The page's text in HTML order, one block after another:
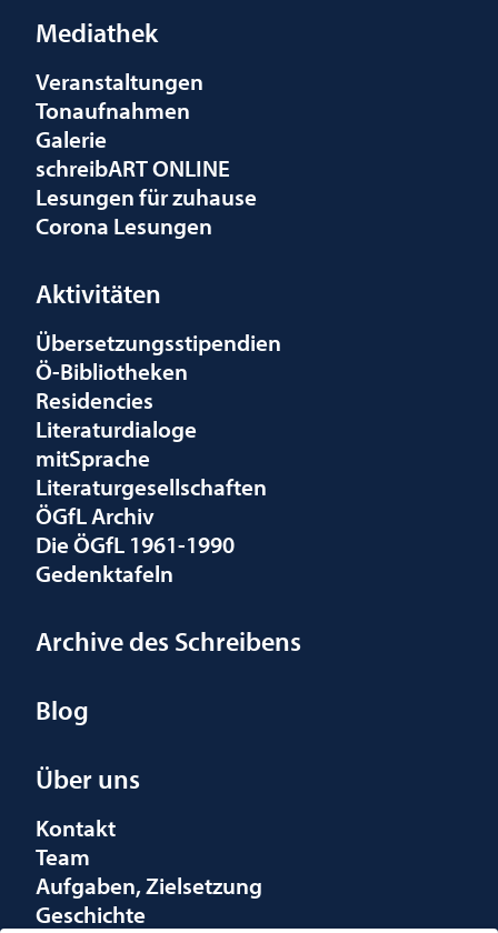
Mediathek
Veranstaltungen
Tonaufnahmen
Galerie
schreibART ONLINE
Lesungen für zuhause
Corona Lesungen
Aktivitäten
Übersetzungsstipendien
Ö-Bibliotheken
Residencies
Literaturdialoge
mitSprache
Literaturgesellschaften
ÖGfL Archiv
Die ÖGfL 1961-1990
Gedenktafeln
Archive des Schreibens
Blog
Über uns
Kontakt
Team
Aufgaben, Zielsetzung
Geschichte